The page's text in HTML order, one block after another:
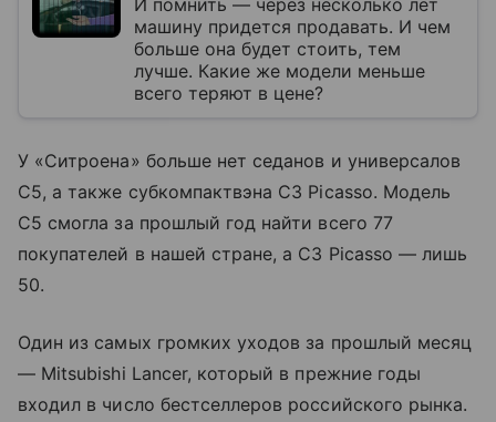
машину придется продавать. И чем
больше она будет стоить, тем
лучше. Какие же модели меньше
всего теряют в цене?
У «Ситроена» больше нет седанов и универсалов
С5, а также субкомпактвэна С3 Picasso. Модель
С5 смогла за прошлый год найти всего 77
покупателей в нашей стране, а С3 Picasso — лишь
50.
Один из самых громких уходов за прошлый месяц
— Mitsubishi Lancer, который в прежние годы
входил в число бестселлеров российского рынка.